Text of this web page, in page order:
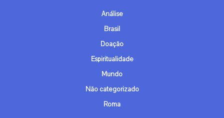
Análise
Brasil
Doação
Espiritualidade
Mundo
Não categorizado
Roma